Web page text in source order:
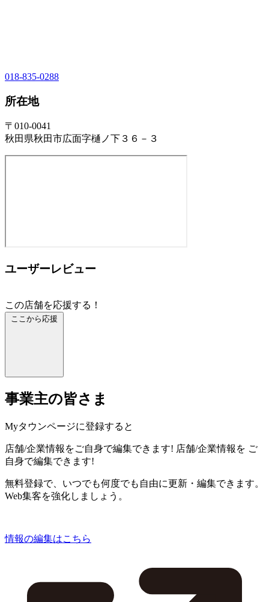
018-835-0288
所在地
〒010-0041
秋田県秋田市広面字樋ノ下３６－３
ユーザーレビュー
この店舗を応援する！
ここから応援
事業主の皆さま
Myタウンページに登録すると
店舗/企業情報をご自身で編集できます! 店舗/企業情報を ご
自身で編集できます!
無料登録で、いつでも何度でも自由に更新・編集できます。
Web集客を強化しましょう。
情報の編集はこちら